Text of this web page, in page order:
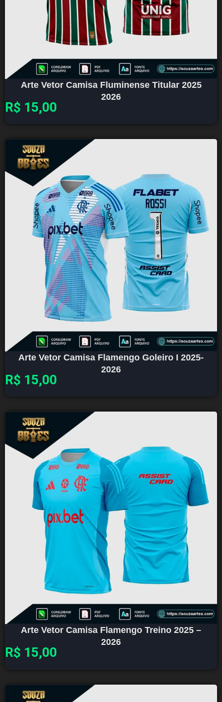
Arte Vetor Camisa Fluminense Titular 2025
2026
R$ 15,00
Arte Vetor Camisa Flamengo Goleiro I 2025-
2026
R$ 15,00
Arte Vetor Camisa Flamengo Treino 2025 –
2026
R$ 15,00